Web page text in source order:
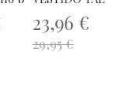
23,96 €
29,95 €